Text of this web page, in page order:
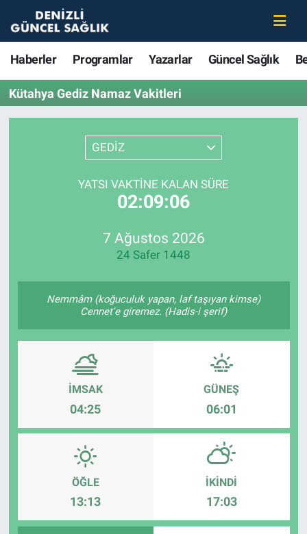
Haberler Programlar Yazarlar Güncel Sağlık
Kütahya Gediz Namaz Vakitleri
GEDİZ
YATSI VAKTINE KALAN SÜRE
02:09:06
7 Ağustos 2026
24 Safer 1448
Nemmâm (koğuculuk yapan, laf taşıyan kimse)
Cennet'e giremez. (Hadis-i şerif)
İMSAK
04:25
GÜNEŞ
06:01
ÖĞLE
13:13
İKINDI
17:03
Haberler
Programlar
Yazarlar
Güncel Sağlık
Beslenme
Estetik ve Güzellik
Merkezefendi Nöbetçi Eczaneler
Merkezefendi Hava Durumu
Merkezefendi Trafik Yoğunluk Haritası
Süper Lig Puan Durumu ve Fikstür
Tüm Manşetler